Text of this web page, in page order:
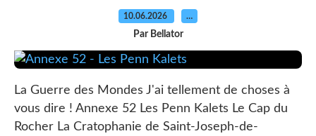
10.06.2026 …
Par Bellator
La Guerre des Mondes J'ai tellement de choses à
vous dire ! Annexe 52 Les Penn Kalets Le Cap du
Rocher La Cratophanie de Saint-Joseph-de-